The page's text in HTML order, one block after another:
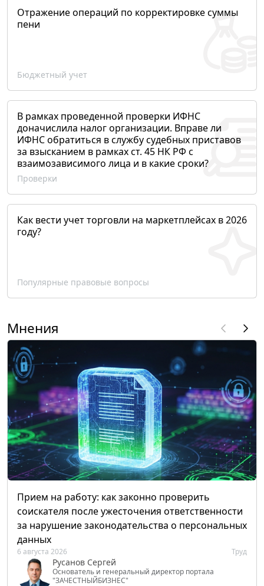
Отражение операций по корректировке суммы
пени
Бюджетный учет
В рамках проведенной проверки ИФНС
доначислила налог организации. Вправе ли
ИФНС обратиться в службу судебных приставов
за взысканием в рамках ст. 45 НК РФ с
взаимозависимого лица и в какие сроки?
Проверки
Как вести учет торговли на маркетплейсах в 2026
году?
Популярные правовые вопросы
Мнения
Прием на работу: как законно проверить
соискателя после ужесточения ответственности
за нарушение законодательства о персональных
данных
6 августа 2026 Труд
Русанов Сергей
Основатель и генеральный директор портала
"ЗАЧЕСТНЫЙБИЗНЕС"